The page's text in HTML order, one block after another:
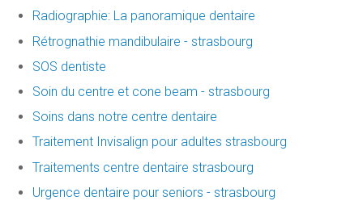
Radiographie: La panoramique dentaire
Rétrognathie mandibulaire - strasbourg
SOS dentiste
Soin du centre et cone beam - strasbourg
Soins dans notre centre dentaire
Traitement Invisalign pour adultes strasbourg
Traitements centre dentaire strasbourg
Urgence dentaire pour seniors - strasbourg